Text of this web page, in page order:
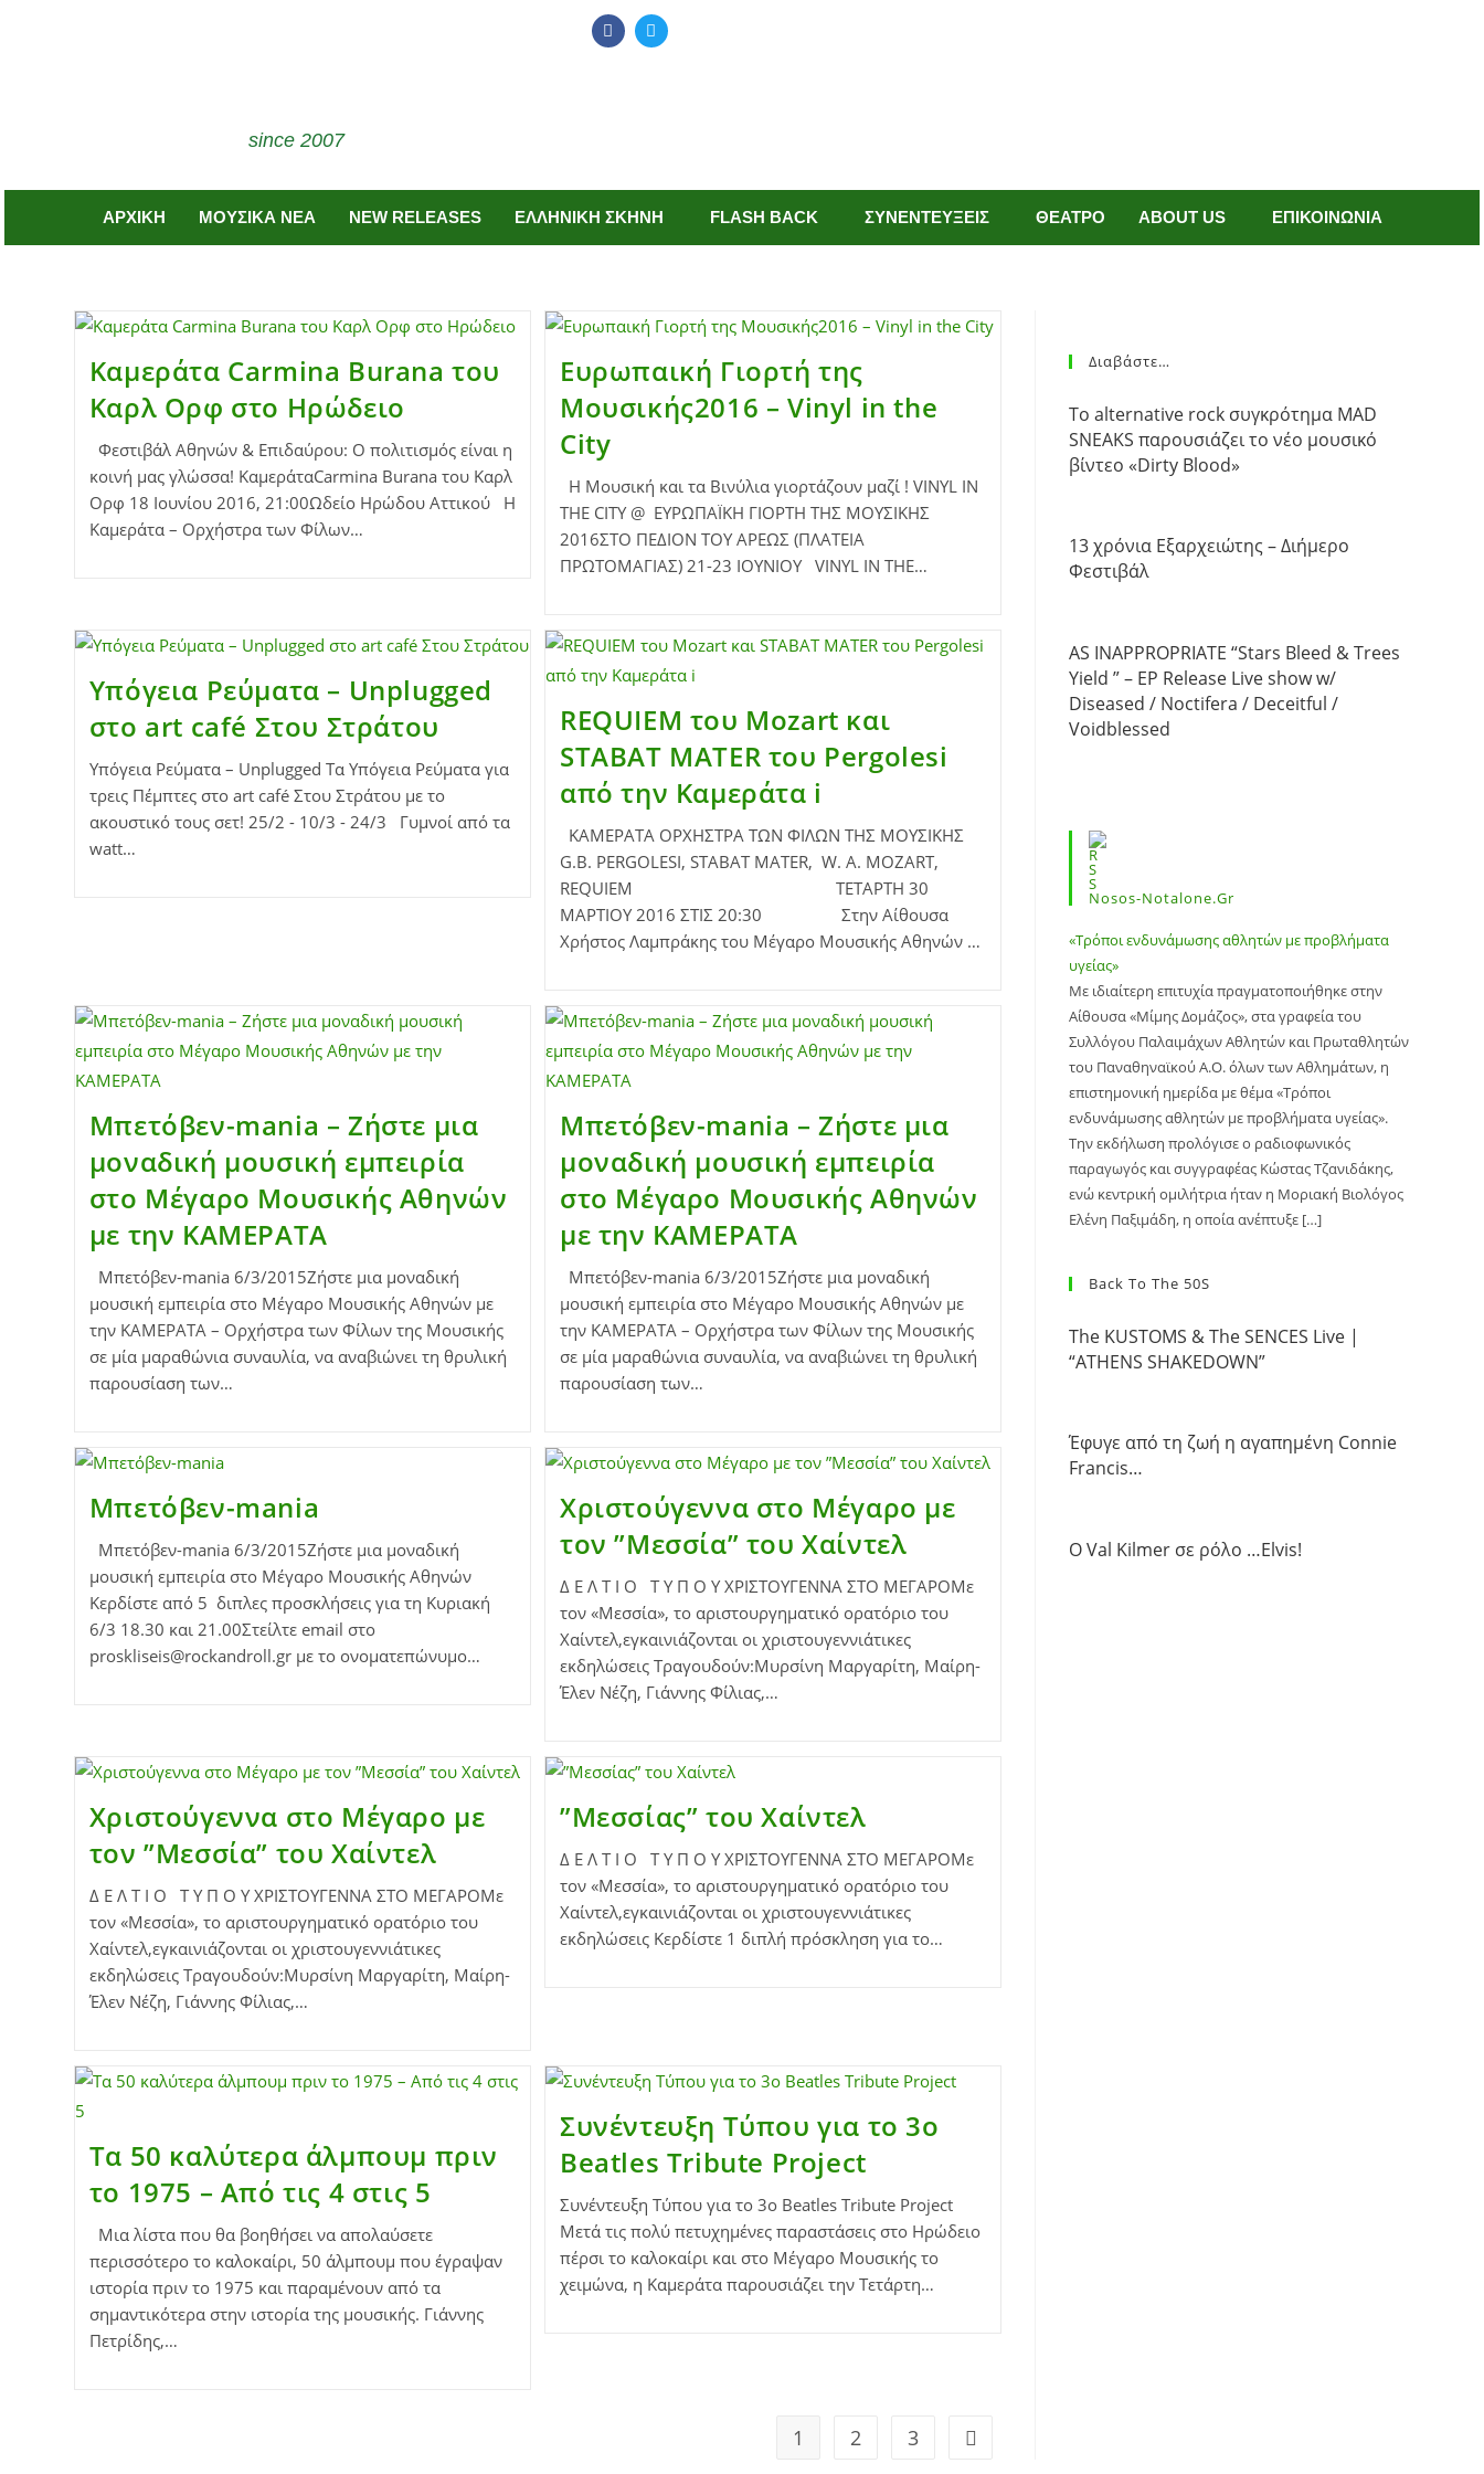
since 2007
ΑΡΧΙΚΗ ΜΟΥΣΙΚΑ ΝΕΑ NEW RELEASES ΕΛΛΗΝΙΚΗ ΣΚΗΝΗ FLASH BACK ΣΥΝΕΝΤΕΥΞΕΙΣ ΘΕΑΤΡΟ ABOUT US ΕΠΙΚΟΙΝΩΝΙΑ
Καμεράτα Carmina Burana του
Καρλ Ορφ στο Ηρώδειο
Φεστιβάλ Αθηνών & Επιδαύρου: Ο πολιτισμός είναι η
κοινή μας γλώσσα! ΚαμεράταCarmina Burana του Καρλ
Ορφ 18 Ιουνίου 2016, 21:00Ωδείο Ηρώδου Αττικού Η
Καμεράτα – Ορχήστρα των Φίλων…
Ευρωπαική Γιορτή της
Μουσικής2016 – Vinyl in the
City
Η Μουσική και τα Βινύλια γιορτάζουν μαζί ! VINYL IN
THE CITY @ ΕΥΡΩΠΑΪΚΗ ΓΙΟΡΤΗ ΤΗΣ ΜΟΥΣΙΚΗΣ
2016ΣΤΟ ΠΕΔΙΟΝ ΤΟΥ ΑΡΕΩΣ (ΠΛΑΤΕΙΑ
ΠΡΩΤΟΜΑΓΙΑΣ) 21-23 IOYNIOY VINYL IN THE…
Υπόγεια Ρεύματα – Unplugged
στο art café Στου Στράτου
Υπόγεια Ρεύματα – Unplugged Τα Υπόγεια Ρεύματα για
τρεις Πέμπτες στο art café Στου Στράτου με το
ακουστικό τους σετ! 25/2 - 10/3 - 24/3 Γυμνοί από τα
watt…
REQUIEM του Mozart και
SΤΑΒΑΤ MATER του Pergolesi
από την Καμεράτα i
ΚΑΜΕΡΑΤΑ ΟΡΧΗΣΤΡΑ ΤΩΝ ΦΙΛΩΝ ΤΗΣ ΜΟΥΣΙΚΗΣ
G.B. PERGOLESI, STABAT MATER, W. A. MOZART,
REQUIEM ΤΕΤΑΡΤΗ 30
ΜΑΡΤΙΟΥ 2016 ΣΤΙΣ 20:30 Στην Αίθουσα
Χρήστος Λαμπράκης του Μέγαρο Μουσικής Αθηνών …
Μπετόβεν-mania – Ζήστε μια
μοναδική μουσική εμπειρία
στο Μέγαρο Μουσικής Αθηνών
με την ΚΑΜΕΡΑΤΑ
Μπετόβεν-mania 6/3/2015Ζήστε μια μοναδική
μουσική εμπειρία στο Μέγαρο Μουσικής Αθηνών με
την ΚΑΜΕΡΑΤΑ – Ορχήστρα των Φίλων της Μουσικής
σε μία μαραθώνια συναυλία, να αναβιώνει τη θρυλική
παρουσίαση των…
Μπετόβεν-mania – Ζήστε μια
μοναδική μουσική εμπειρία
στο Μέγαρο Μουσικής Αθηνών
με την ΚΑΜΕΡΑΤΑ
Μπετόβεν-mania 6/3/2015Ζήστε μια μοναδική
μουσική εμπειρία στο Μέγαρο Μουσικής Αθηνών με
την ΚΑΜΕΡΑΤΑ – Ορχήστρα των Φίλων της Μουσικής
σε μία μαραθώνια συναυλία, να αναβιώνει τη θρυλική
παρουσίαση των…
Μπετόβεν-mania
Μπετόβεν-mania 6/3/2015Ζήστε μια μοναδική
μουσική εμπειρία στο Μέγαρο Μουσικής Αθηνών
Κερδίστε από 5 διπλες προσκλήσεις για τη Κυριακή
6/3 18.30 και 21.00Στείλτε email στο
proskliseis@rockandroll.gr με το ονοματεπώνυμο…
Χριστούγεννα στο Μέγαρο με
τον ”Μεσσία” του Χαίντελ
Δ Ε Λ Τ Ι Ο Τ Υ Π Ο Υ ΧΡΙΣΤΟΥΓΕΝΝΑ ΣΤΟ ΜΕΓΑΡΟΜε
τον «Μεσσία», το αριστουργηματικό ορατόριο του
Χαίντελ,εγκαινιάζονται οι χριστουγεννιάτικες
εκδηλώσεις Τραγουδούν:Μυρσίνη Μαργαρίτη, Μαίρη-
Έλεν Νέζη, Γιάννης Φίλιας,…
Χριστούγεννα στο Μέγαρο με
τον ”Μεσσία” του Χαίντελ
Δ Ε Λ Τ Ι Ο Τ Υ Π Ο Υ ΧΡΙΣΤΟΥΓΕΝΝΑ ΣΤΟ ΜΕΓΑΡΟΜε
τον «Μεσσία», το αριστουργηματικό ορατόριο του
Χαίντελ,εγκαινιάζονται οι χριστουγεννιάτικες
εκδηλώσεις Τραγουδούν:Μυρσίνη Μαργαρίτη, Μαίρη-
Έλεν Νέζη, Γιάννης Φίλιας,…
”Μεσσίας” του Χαίντελ
Δ Ε Λ Τ Ι Ο Τ Υ Π Ο Υ ΧΡΙΣΤΟΥΓΕΝΝΑ ΣΤΟ ΜΕΓΑΡΟΜε
τον «Μεσσία», το αριστουργηματικό ορατόριο του
Χαίντελ,εγκαινιάζονται οι χριστουγεννιάτικες
εκδηλώσεις Κερδίστε 1 διπλή πρόσκληση για το…
Τα 50 καλύτερα άλμπουμ πριν
το 1975 – Από τις 4 στις 5
Μια λίστα που θα βοηθήσει να απολαύσετε
περισσότερο το καλοκαίρι, 50 άλμπουμ που έγραψαν
ιστορία πριν το 1975 και παραμένουν από τα
σημαντικότερα στην ιστορία της μουσικής. Γιάννης
Πετρίδης,…
Συνέντευξη Τύπου για το 3ο
Beatles Tribute Project
Συνέντευξη Τύπου για το 3ο Beatles Tribute Project
Μετά τις πολύ πετυχημένες παραστάσεις στο Ηρώδειο
πέρσι το καλοκαίρι και στο Μέγαρο Μουσικής το
χειμώνα, η Καμεράτα παρουσιάζει την Τετάρτη…
1 2 3
Διαβάστε…
Το alternative rock συγκρότημα MAD
SNEAKS παρουσιάζει το νέο μουσικό
βίντεο «Dirty Blood»
13 χρόνια Εξαρχειώτης – Διήμερο
Φεστιβάλ
AS INAPPROPRIATE “Stars Bleed & Trees
Yield ” – EP Release Live show w/
Diseased / Noctifera / Deceitful /
Voidblessed
Nosos-Notalone.gr
«Τρόποι ενδυνάμωσης αθλητών με προβλήματα
υγείας»
Με ιδιαίτερη επιτυχία πραγματοποιήθηκε στην
Αίθουσα «Μίμης Δομάζος», στα γραφεία του
Συλλόγου Παλαιμάχων Αθλητών και Πρωταθλητών
του Παναθηναϊκού Α.Ο. όλων των Αθλημάτων, η
επιστημονική ημερίδα με θέμα «Τρόποι
ενδυνάμωσης αθλητών με προβλήματα υγείας».
Την εκδήλωση προλόγισε ο ραδιοφωνικός
παραγωγός και συγγραφέας Κώστας Τζανιδάκης,
ενώ κεντρική ομιλήτρια ήταν η Μοριακή Βιολόγος
Ελένη Παξιμάδη, η οποία ανέπτυξε […]
Back To The 50S
The KUSTOMS & The SENCES Live |
“ATHENS SHAKEDOWN”
Έφυγε από τη ζωή η αγαπημένη Connie
Francis…
Ο Val Kilmer σε ρόλο …Elvis!